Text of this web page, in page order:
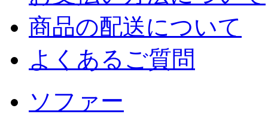
商品の配送について
よくあるご質問
ソファー